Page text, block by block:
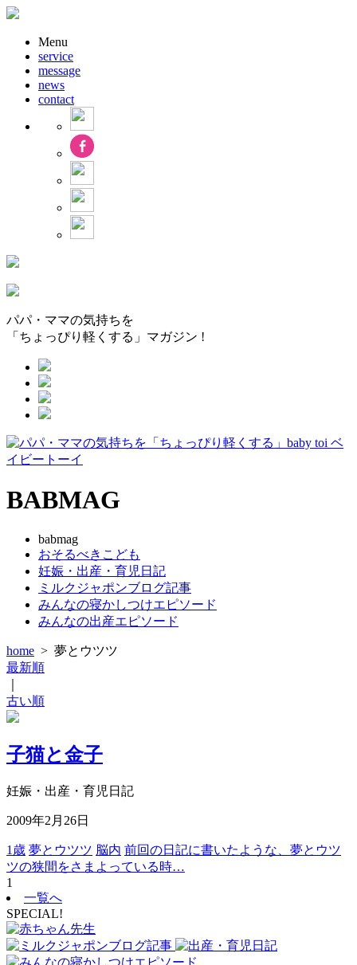
Menu
service
message
news
contact
パパ・ママの気持ちを
「ちょっぴり軽くする」マガジン !
BABMAG
babmag
おそるべきこども
妊娠・出産・育児日記
ミルクジャポンブログ記事
みんなの寝かしつけエピソード
みんなの出産エピソード
home > 夢とウツツ
最新順
古い順
子猫と金子
妊娠・出産・育児日記
2009年2月26日
1歳 夢とウツツ 脳内 前回の日記に書いたような、夢とウツ
ツの狭間をさまよっている時…
1
一覧へ
SPECIAL!